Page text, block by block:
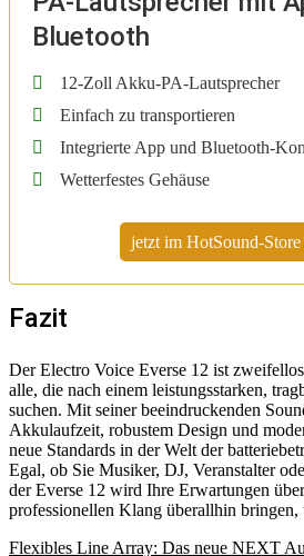
Bluetooth
12-Zoll Akku-PA-Lautsprecher
Einfach zu transportieren
Integrierte App und Bluetooth-
Wetterfestes Gehäuse
jetzt im HotSound-Store
Fazit
Der Electro Voice Everse 12 ist
alle, die nach einem leistungsstarken,
suchen. Mit seiner beeindruckenden
Akkulaufzeit, robustem Design und
neue Standards in der Welt der
Egal, ob Sie Musiker, DJ, Veranstalter
der Everse 12 wird Ihre Erwartungen
professionellen Klang überallhin
Flexibles Line Array: Das neue NEXT